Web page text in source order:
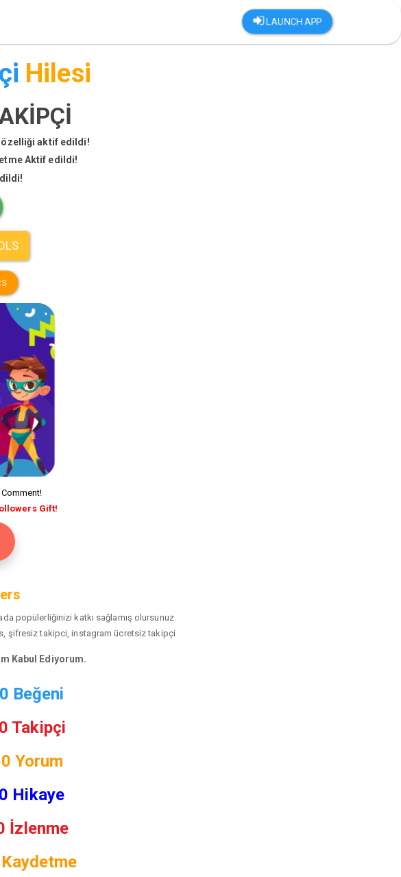
LAUNCH APP
Hilesi
özelliği aktif edildi!
Aktif edildi!
Gift!
popülerliğinizi katkı sağlamış olursunuz.
şifresiz takipci, instagram ücretsiz takipçi
Kabul Ediyorum.
Beğeni
Takipçi
Yorum
Hikaye
İzlenme